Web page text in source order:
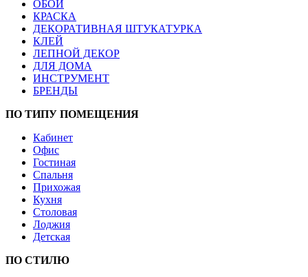
ОБОИ
КРАСКА
ДЕКОРАТИВНАЯ ШТУКАТУРКА
КЛЕЙ
ЛЕПНОЙ ДЕКОР
ДЛЯ ДОМА
ИНСТРУМЕНТ
БРЕНДЫ
ПО ТИПУ ПОМЕЩЕНИЯ
Кабинет
Офис
Гостиная
Спальня
Прихожая
Кухня
Столовая
Лоджия
Детская
ПО СТИЛЮ